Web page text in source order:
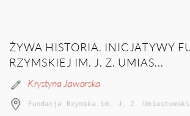
ŻYWA HISTORIA. INICJATYWY
RZYMSKIEJ IM. J. Z. UMIAS...
Krystyna Jaworska
Fundacja Rzymska im. J. Z.